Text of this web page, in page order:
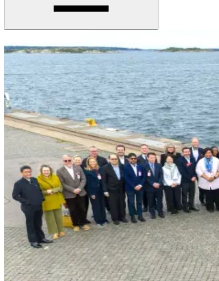
Grow Global
Grow Global
Exportstatistik
Invest in Blekinge
Företagsetableringar
Styrkeområden
Stöd vid etablering